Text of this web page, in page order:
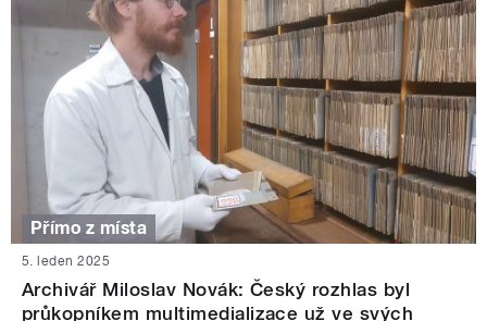
Přímo z místa
5. leden 2025
Archivář Miloslav Novák: Český rozhlas byl
průkopníkem multimedializace už ve svých